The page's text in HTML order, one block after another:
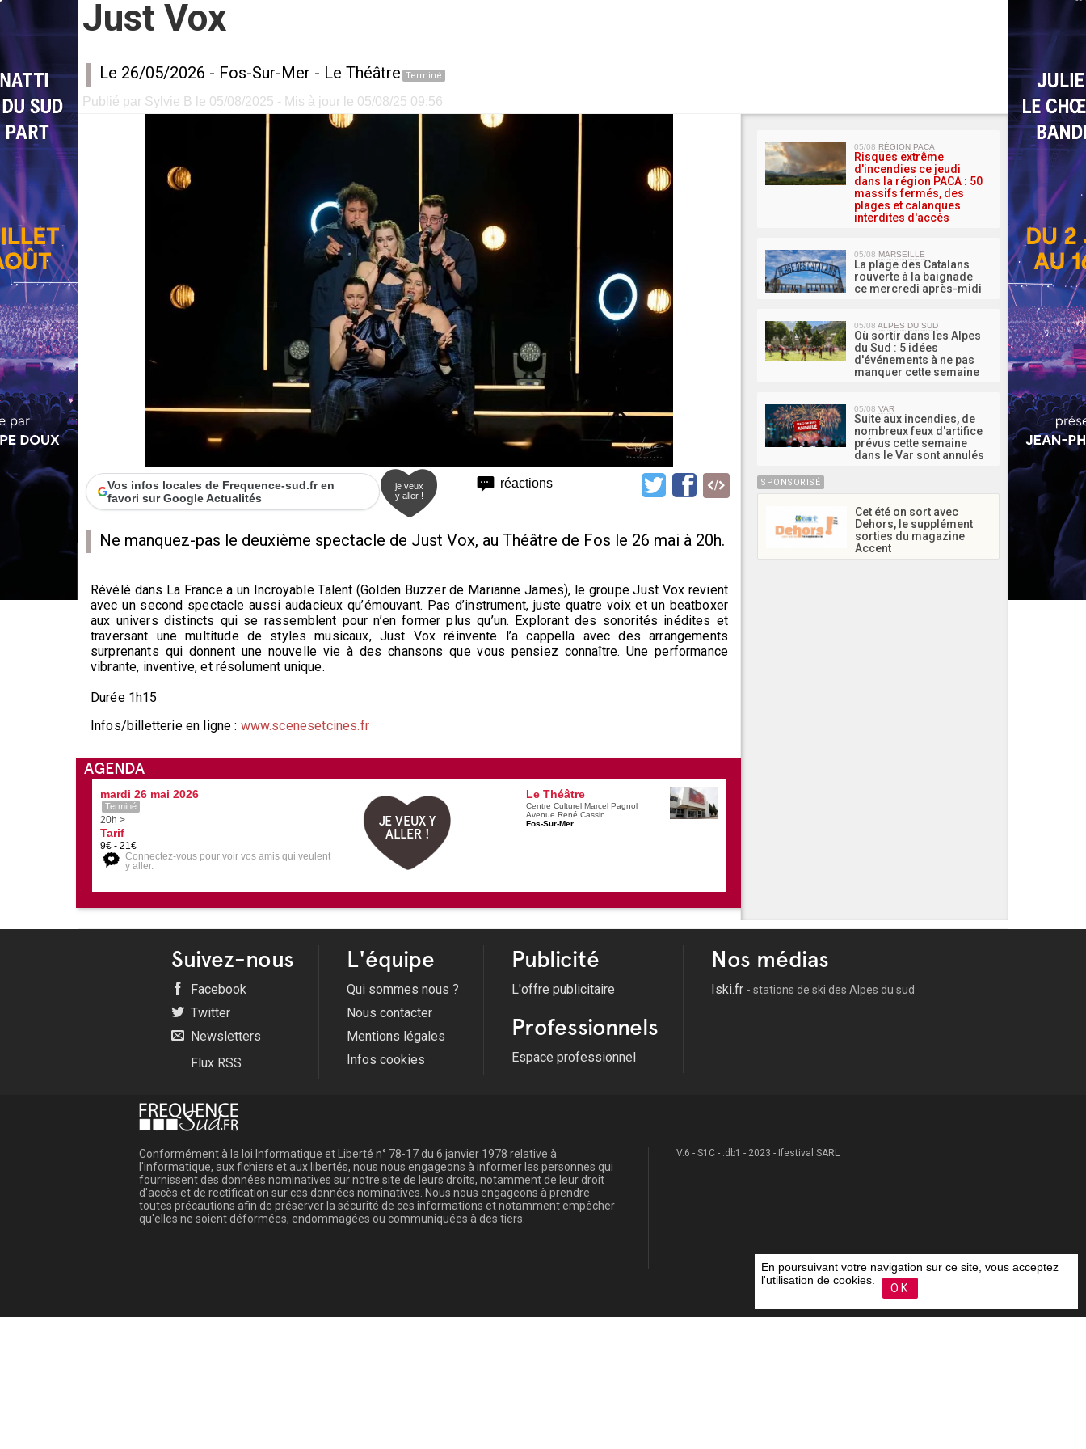
Just Vox
Le 26/05/2026 - Fos-Sur-Mer - Le Théâtre Terminé
Publié par Sylvie B le 05/08/2025 - Mis à jour le 05/08/25 09:56
réactions
Vos infos locales de Frequence-sud.fr en
favori sur Google Actualités
je veux
y aller !
Ne manquez-pas le deuxième spectacle de Just Vox, au Théâtre de Fos le 26 mai à 20h.
Révélé dans La France a un Incroyable Talent (Golden Buzzer de Marianne James), le groupe Just Vox revient
avec un second spectacle aussi audacieux qu’émouvant. Pas d’instrument, juste quatre voix et un beatboxer
aux univers distincts qui se rassemblent pour n’en former plus qu’un. Explorant des sonorités inédites et
traversant une multitude de styles musicaux, Just Vox réinvente l’a cappella avec des arrangements
surprenants qui donnent une nouvelle vie à des chansons que vous pensiez connaître. Une performance
vibrante, inventive, et résolument unique.
Durée 1h15
Infos/billetterie en ligne : www.scenesetcines.fr
AGENDA
mardi 26 mai 2026
Terminé
20h >
Tarif
9€ - 21€
Connectez-vous pour voir vos amis qui veulent
y aller.
JE VEUX Y
ALLER !
Le Théâtre
Centre Culturel Marcel Pagnol
Avenue René Cassin
Fos-Sur-Mer
MA
05/08 RÉGION PACA
Risques extrême
d'incendies ce jeudi
dans la région PACA : 50
massifs fermés, des
plages et calanques
interdites d'accès
05/08 MARSEILLE
La plage des Catalans
rouverte à la baignade
ce mercredi après-midi
05/08 ALPES DU SUD
Où sortir dans les Alpes
du Sud : 5 idées
d'événements à ne pas
manquer cette semaine
05/08 VAR
Suite aux incendies, de
nombreux feux d'artifice
prévus cette semaine
dans le Var sont annulés
SPONSORISÉ
Cet été on sort avec
Dehors, le supplément
sorties du magazine
Accent
Suivez-nous
Facebook
Twitter
Newsletters
Flux RSS
L'équipe
Qui sommes nous ?
Nous contacter
Mentions légales
Infos cookies
Publicité
L'offre publicitaire
Professionnels
Espace professionnel
Nos médias
Iski.fr - stations de ski des Alpes du sud
Conformément à la loi Informatique et Liberté n° 78-17 du 6 janvier 1978 relative à
l'informatique, aux fichiers et aux libertés, nous nous engageons à informer les personnes qui
fournissent des données nominatives sur notre site de leurs droits, notamment de leur droit
d'accès et de rectification sur ces données nominatives. Nous nous engageons à prendre
toutes précautions afin de préserver la sécurité de ces informations et notamment empêcher
qu'elles ne soient déformées, endommagées ou communiquées à des tiers.
V.6 - S1C - .db1 - 2023 - Ifestival SARL
En poursuivant votre navigation sur ce site, vous acceptez
l'utilisation de cookies.
OK